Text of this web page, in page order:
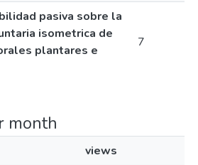
pasiva sobre la
isometrica de
plantares e
7
month
views